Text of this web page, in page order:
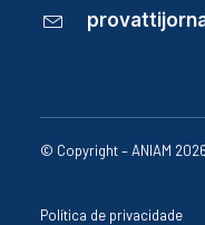
© Copyright – ANIAM 2026
Política de privacidade